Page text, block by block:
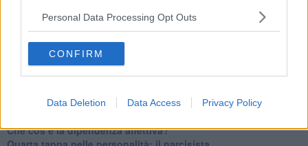
Personal Data Processing Opt Outs
CONFIRM
Data Deletion Data Access Privacy Policy
​Parole d’amore regalate al vento
​Essere genitori di un adolescente
​Saper pazientare
​Giornata del Fiocchetto Lilla
​Venerdì emozionalmente sostenibile
Contornati di persone che…
Che cos’è la dipendenza affettiva?